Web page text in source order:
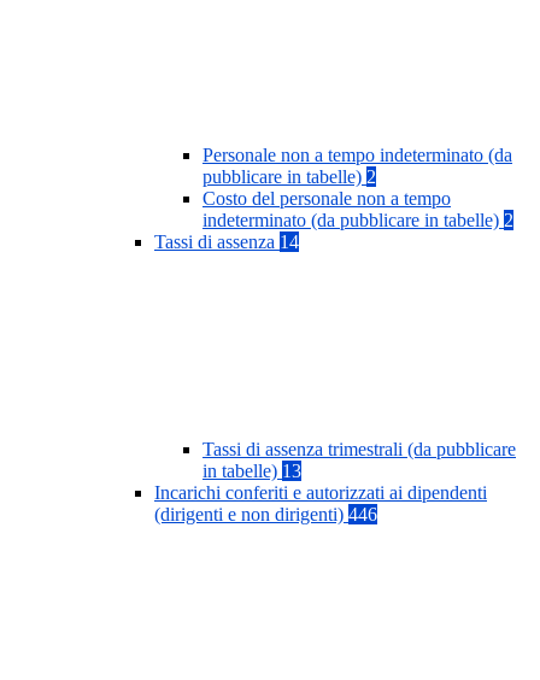
Personale non a tempo indeterminato (da
pubblicare in tabelle) 2
Costo del personale non a tempo
indeterminato (da pubblicare in tabelle) 2
Tassi di assenza 14
Tassi di assenza trimestrali (da pubblicare
in tabelle) 13
Incarichi conferiti e autorizzati ai dipendenti
(dirigenti e non dirigenti) 446